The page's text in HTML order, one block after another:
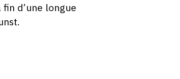
d’une longue